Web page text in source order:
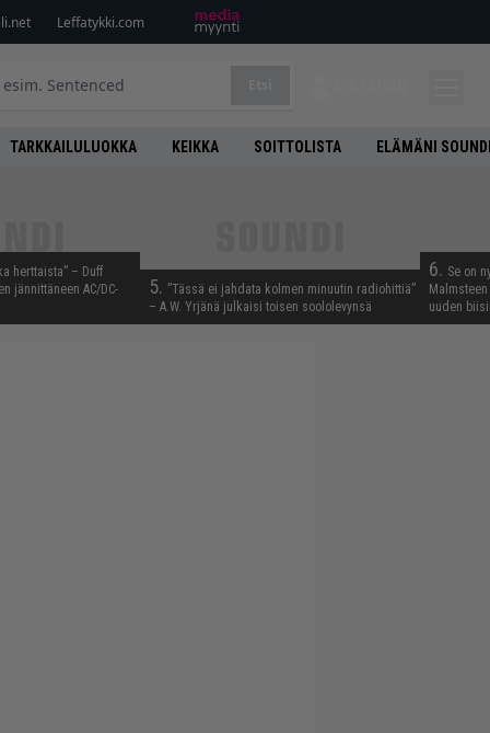
Leffatykki.com
TARKKAILULUOKKA KEIKKA SOITTOLISTA ELÄMÄNI
herttaista” – Duff
jännittäneen AC/DC-
5. ”Tässä ei jahdata kolmen minuutin radiohittiä”
– A.W. Yrjänä julkaisi toisen soololevynsä
6. Se on
uuden